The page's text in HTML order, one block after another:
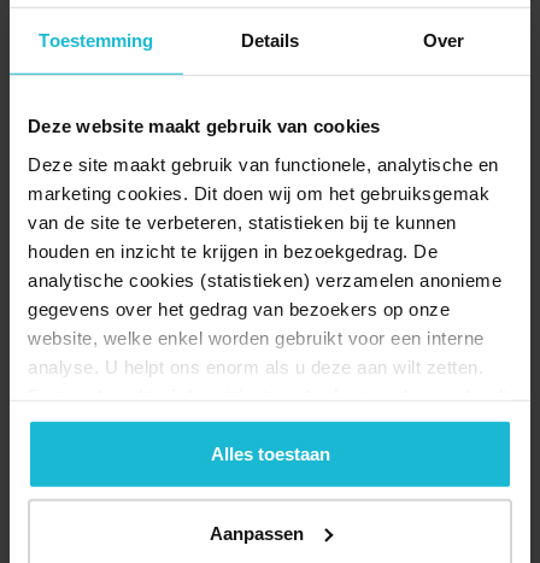
Toestemming Details Over
Deze website maakt gebruik van cookies
Deze site maakt gebruik van functionele, analytische en
marketing cookies. Dit doen wij om het gebruiksgemak
van de site te verbeteren, statistieken bij te kunnen
houden en inzicht te krijgen in bezoekgedrag. De
analytische cookies (statistieken) verzamelen anonieme
gegevens over het gedrag van bezoekers op onze
website, welke enkel worden gebruikt voor een interne
analyse. U helpt ons enorm als u deze aan wilt zetten.
geen commerciële doelstelling. U kunt deze cookies via
de knoppen accepteren, beheren of weigeren.
Alles toestaan
Aanpassen
Drijvende kracht
De vrijwilligers op de forten in de Hollandse Waterlinies zijn -zoals
wekelijks de handen uit de mouwen bij het groenbeheer, geven als
gids rondleidingen, bemensen het museum of zorgen voor
Zonder de inzet van de vrijwilligers zouden een heleboel forten niet
open kunnen voor het publiek of er verwaarloost bij liggen. De